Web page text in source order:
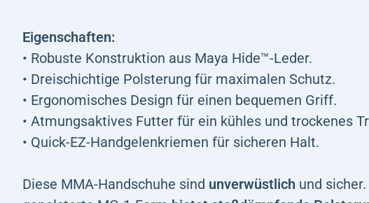
Eigenschaften:
• Robuste Konstruktion aus Maya Hide™-Leder.
• Dreischichtige Polsterung für maximalen Schutz.
• Ergonomisches Design für einen bequemen Griff.
• Atmungsaktives Futter für ein kühles und trockenes
• Quick-EZ-Handgelenkriemen für sicheren Halt.
Diese MMA-Handschuhe sind unverwüstlich und